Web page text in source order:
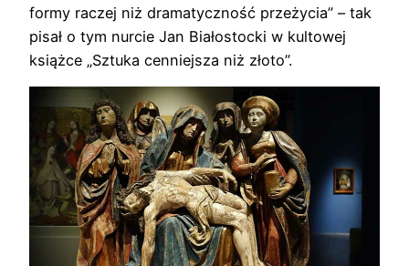
formy raczej niż dramatyczność przeżycia” – tak
pisał o tym nurcie Jan Białostocki w kultowej
książce „Sztuka cenniejsza niż złoto”.